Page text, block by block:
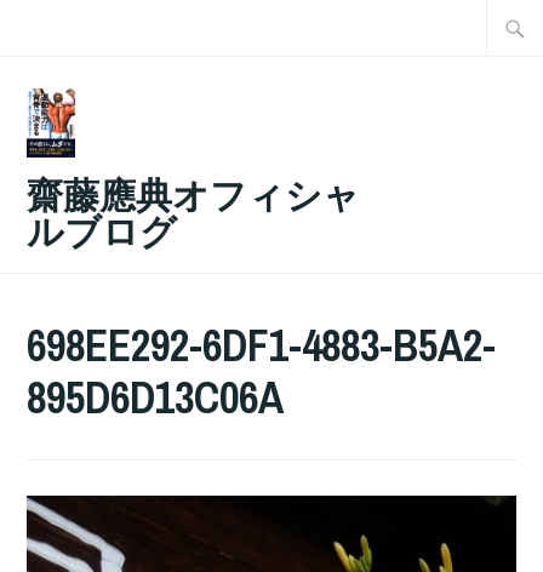
齋藤應典オフィシャ
ルブログ
698EE292-6DF1-4883-B5A2-
895D6D13C06A